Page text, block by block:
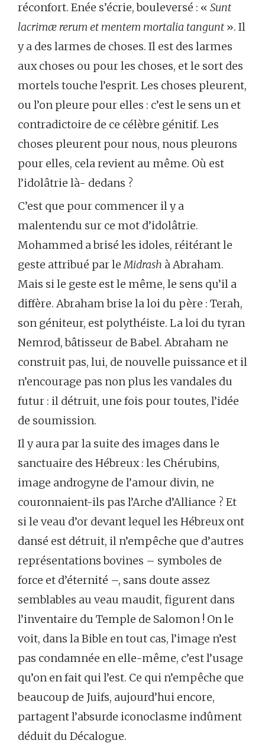
réconfort. Enée s’écrie, bouleversé : « Sunt
lacrimæ rerum et mentem mortalia tangunt ». Il
y a des larmes de choses. Il est des larmes
aux choses ou pour les choses, et le sort des
mortels touche l’esprit. Les choses pleurent,
ou l’on pleure pour elles : c’est le sens un et
contradictoire de ce célèbre génitif. Les
choses pleurent pour nous, nous pleurons
pour elles, cela revient au même. Où est
l’idolâtrie là- dedans ?
C’est que pour commencer il y a
malentendu sur ce mot d’idolâtrie.
Mohammed a brisé les idoles, réitérant le
geste attribué par leMidrash à Abraham.
Mais si le geste est le même, le sens qu’il a
diffère. Abraham brise la loi du père : Terah,
son géniteur, est polythéiste. La loi du tyran
Nemrod, bâtisseur de Babel. Abraham ne
construit pas, lui, de nouvelle puissance et il
n’encourage pas non plus les vandales du
futur : il détruit, une fois pour toutes, l’idée
de soumission.
Il y aura par la suite des images dans le
sanctuaire des Hébreux : les Chérubins,
image androgyne de l’amour divin, ne
couronnaient-ils pas l’Arche d’Alliance ? Et
si le veau d’or devant lequel les Hébreux ont
dansé est détruit, il n’empêche que d’autres
représentations bovines – symboles de
force et d’éternité –, sans doute assez
semblables au veau maudit, figurent dans
l’inventaire du Temple de Salomon ! On le
voit, dans la Bible en tout cas, l’image n’est
pas condamnée en elle-même, c’est l’usage
qu’on en fait qui l’est. Ce qui n’empêche que
beaucoup de Juifs, aujourd’hui encore,
partagent l’absurde iconoclasme indûment
déduit du Décalogue.